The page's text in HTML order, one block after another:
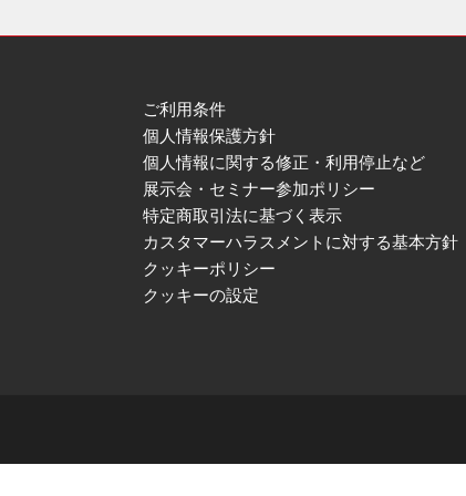
ご利用条件
個人情報保護方針
個人情報に関する修正・利用停止など
展示会・セミナー参加ポリシー
特定商取引法に基づく表示
カスタマーハラスメントに対する基本方針
クッキーポリシー
クッキーの設定